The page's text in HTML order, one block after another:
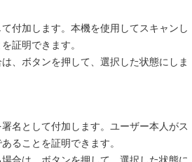
付加します。本機を使用してスキャンし
証明できます。
、ボタンを押して、選択した状態にしま
名として付加します。ユーザー本人がス
ることを証明できます。